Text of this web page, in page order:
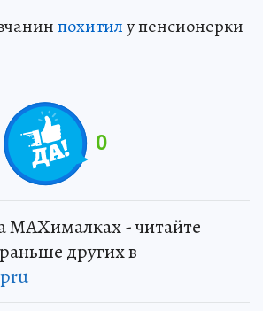
похитилу пенсионерки
0
MAXималках - читайте
других в